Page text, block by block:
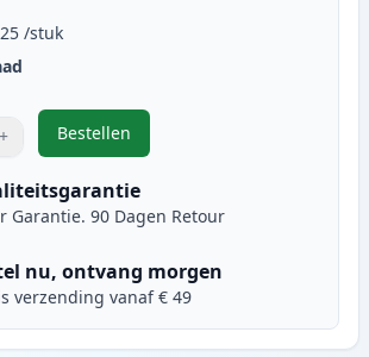
/stuk
om aan te passen
+ Bestellen
,2 stuks Canon FX-10
Garantie. 90 Dagen Retour
nu, ontvang morgen
verzending vanaf € 49